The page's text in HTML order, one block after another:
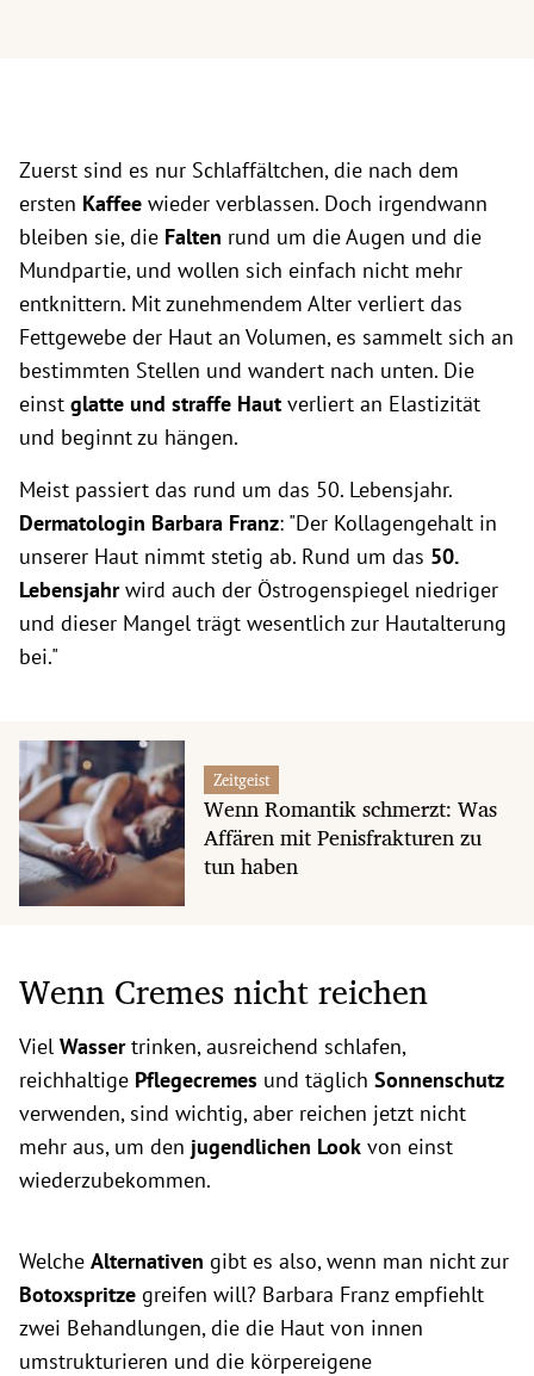
Zuerst sind es nur Schlaffältchen, die nach dem
ersten Kaffee wieder verblassen. Doch irgendwann
bleiben sie, die Falten rund um die Augen und die
Mundpartie, und wollen sich einfach nicht mehr
entknittern. Mit zunehmendem Alter verliert das
Fettgewebe der Haut an Volumen, es sammelt sich an
bestimmten Stellen und wandert nach unten. Die
einst glatte und straffe Haut verliert an Elastizität
und beginnt zu hängen.
Meist passiert das rund um das 50. Lebensjahr.
Dermatologin Barbara Franz: "Der Kollagengehalt in
unserer Haut nimmt stetig ab. Rund um das 50.
Lebensjahrwird auch der Östrogenspiegel niedriger
und dieser Mangel trägt wesentlich zur Hautalterung
bei."
Zeitgeist
Wenn Romantik schmerzt: Was
Affären mit Penisfrakturen zu
tun haben
Wenn Cremes nicht reichen
Viel Wassertrinken, ausreichend schlafen,
reichhaltige Pflegecremes und täglich Sonnenschutz
verwenden, sind wichtig, aber reichen jetzt nicht
mehr aus, um den jugendlichen Look von einst
wiederzubekommen.
Welche Alternativen gibt es also, wenn man nicht zur
Botoxspritze greifen will? Barbara Franz empfiehlt
zwei Behandlungen, die die Haut von innen
umstrukturieren und die körpereigene